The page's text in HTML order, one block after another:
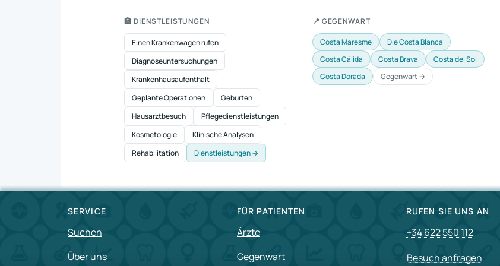
Arztes: Tipps von Doctor Home Visit
Erkältung: Was Sie Wissen Müssen
und Bewohner Wissen Müssen
🏥 DIENSTLEISTUNGEN
Einen Krankenwagen rufen
Diagnoseuntersuchungen
Krankenhausaufenthalt
Geplante Operationen
Geburten
Hausarztbesuch
Pflegedienstleistungen
Kosmetologie
Klinische Analysen
Rehabilitation
Dienstleistungen →
📍 GEGENWART
Costa Maresme
Die Costa Blanca
Costa Cálida
Costa Brava
Costa del Sol
Costa Dorada
Gegenwart →
SERVICE
Suchen
Über uns
FÜR PATIENTEN
Ärzte
Gegenwart
RUFEN SIE UNS AN
+34 622 550 112
Besuch anfragen